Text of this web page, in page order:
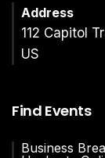
Address
112 Capitol
US
Find Events
Business